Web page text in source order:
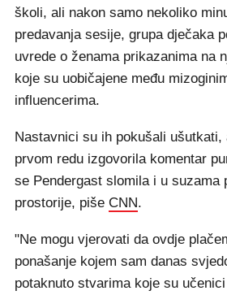
školi, ali nakon samo nekoliko
predavanja sesije, grupa dječaka
uvrede o ženama prikazanima na
koje su uobičajene među
influencerima.
Nastavnici su ih pokušali ušutkati,
prvom redu izgovorila komentar
se Pendergast slomila i u suzama
prostorije, piše CNN.
"Ne mogu vjerovati da ovdje
ponašanje kojem sam danas
potaknuto stvarima koje su